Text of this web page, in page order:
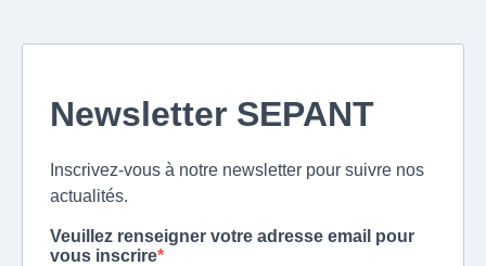
Newsletter SEPANT
Inscrivez-vous à notre newsletter pour suivre nos
actualités.
Veuillez renseigner votre adresse email pour
vous inscrire